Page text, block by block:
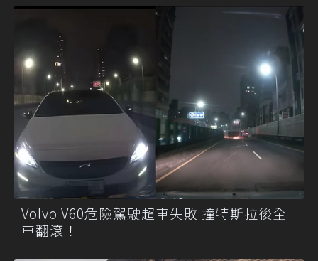
Volvo V60危險駕駛超車失敗 撞特斯拉後全
車翻滾！